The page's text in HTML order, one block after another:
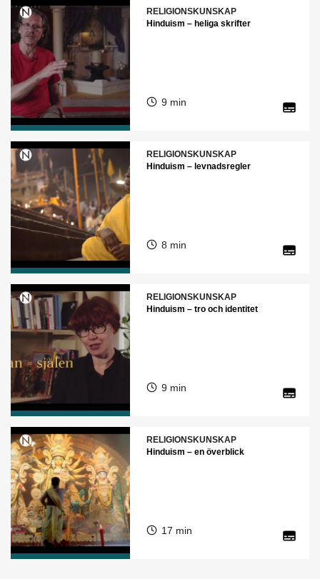
RELIGIONSKUNSKAP
Hinduism – heliga skrifter
9 min
RELIGIONSKUNSKAP
Hinduism – levnadsregler
8 min
RELIGIONSKUNSKAP
Hinduism – tro och identitet
9 min
RELIGIONSKUNSKAP
Hinduism – en överblick
17 min